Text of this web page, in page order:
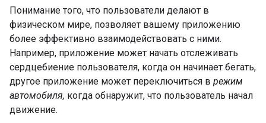
Понимание того, что пользователи делают в
физическом мире, позволяет вашему приложению
более эффективно взаимодействовать с ними.
Например, приложение может начать отслеживать
сердцебиение пользователя, когда он начинает бегать,
другое приложение может переключиться в режим
автомобиля, когда обнаружит, что пользователь начал
движение.